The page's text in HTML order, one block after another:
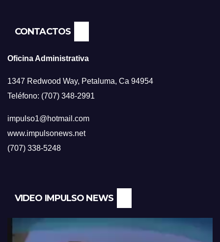
CONTACTOS
Oficina Administrativa
1347 Redwood Way, Petaluma, Ca 94954
Teléfono: (707) 348-2991
impulso1@hotmail.com
www.impulsonews.net
(707) 338-5248
VIDEO IMPULSO NEWS
Reproductor